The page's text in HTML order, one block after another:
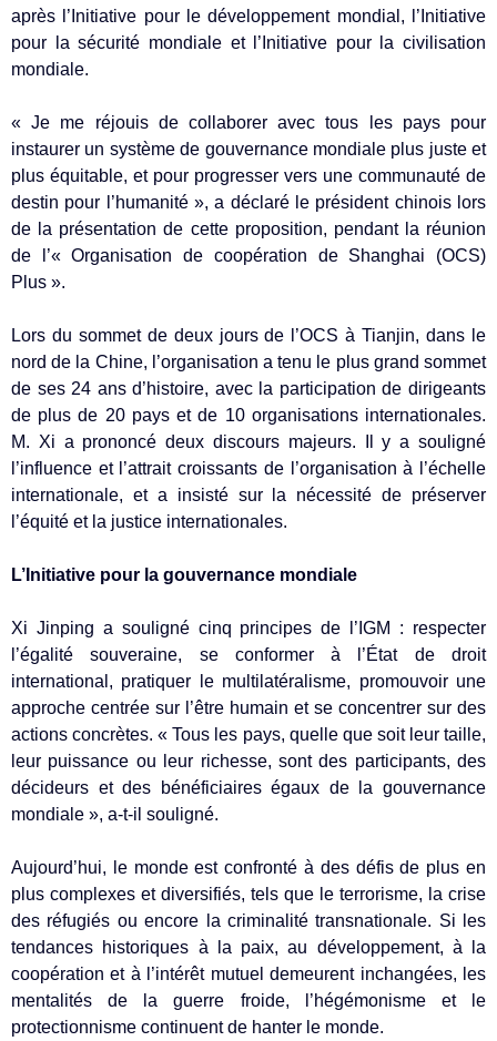
après l’Initiative pour le développement mondial, l’Initiative
pour la sécurité mondiale et l’Initiative pour la civilisation
mondiale.
« Je me réjouis de collaborer avec tous les pays pour
instaurer un système de gouvernance mondiale plus juste et
plus équitable, et pour progresser vers une communauté de
destin pour l’humanité », a déclaré le président chinois lors
de la présentation de cette proposition, pendant la réunion
de l’« Organisation de coopération de Shanghai (OCS)
Plus ».
Lors du sommet de deux jours de l’OCS à Tianjin, dans le
nord de la Chine, l’organisation a tenu le plus grand sommet
de ses 24 ans d’histoire, avec la participation de dirigeants
de plus de 20 pays et de 10 organisations internationales.
M. Xi a prononcé deux discours majeurs. Il y a souligné
l’influence et l’attrait croissants de l’organisation à l’échelle
internationale, et a insisté sur la nécessité de préserver
l’équité et la justice internationales.
L’Initiative pour la gouvernance mondiale
Xi Jinping a souligné cinq principes de l’IGM : respecter
l’égalité souveraine, se conformer à l’État de droit
international, pratiquer le multilatéralisme, promouvoir une
approche centrée sur l’être humain et se concentrer sur des
actions concrètes. « Tous les pays, quelle que soit leur taille,
leur puissance ou leur richesse, sont des participants, des
décideurs et des bénéficiaires égaux de la gouvernance
mondiale », a-t-il souligné.
Aujourd’hui, le monde est confronté à des défis de plus en
plus complexes et diversifiés, tels que le terrorisme, la crise
des réfugiés ou encore la criminalité transnationale. Si les
tendances historiques à la paix, au développement, à la
coopération et à l’intérêt mutuel demeurent inchangées, les
mentalités de la guerre froide, l’hégémonisme et le
protectionnisme continuent de hanter le monde.